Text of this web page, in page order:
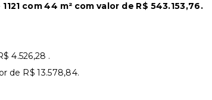
com 44 m² com valor de R$ 543.153,76.
4.526,28 .
de R$ 13.578,84.